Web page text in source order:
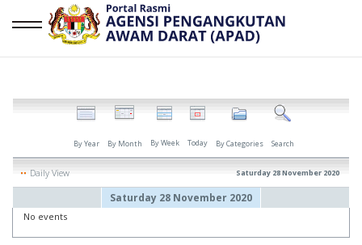
By Year By Month By Week Today By Categories Search
Daily View Saturday 28 November 2020
Saturday 28 November 2020
No events